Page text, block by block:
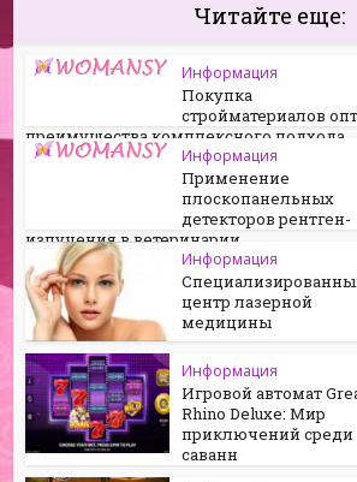
Читайте еще:
Информация
Покупка
стройматериалов
преимущества комплексного подхода
Информация
Применение
плоскопанельных
детекторов рентген-
излучения в ветеринарии
Информация
центр лазерной
медицины
Информация
Игровой автомат
Rhino Deluxe: Мир
приключений среди
саванн